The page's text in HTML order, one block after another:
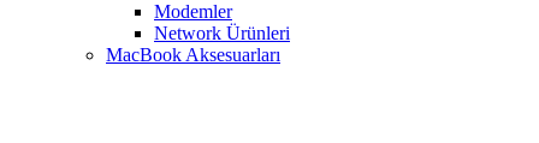
Modemler
Network Ürünleri
MacBook Aksesuarları